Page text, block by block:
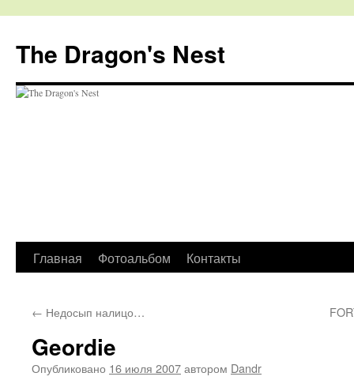
The Dragon's Nest
Перейти
содержимому
Главная Фотоальбом Контакты
← Недосып налицо…
Geordie
Опубликовано 16 июля 2007автором Dandr